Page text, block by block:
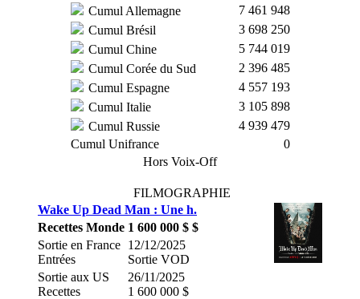
Cumul Allemagne
7 461 948
Cumul Brésil
3 698 250
Cumul Chine
5 744 019
Cumul Corée du Sud
2 396 485
Cumul Espagne
4 557 193
Cumul Italie
3 105 898
Cumul Russie
4 939 479
Cumul Unifrance
0
Hors Voix-Off
FILMOGRAPHIE
Wake Up Dead Man : Une h.
Recettes Monde 1 600 000 $ $
Sortie en France
Entrées
12/12/2025
Sortie VOD
Sortie aux US
Recettes
26/11/2025
1 600 000 $